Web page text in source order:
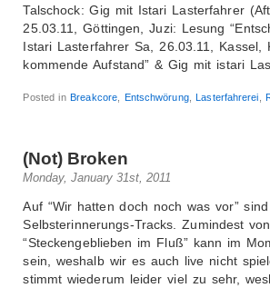
Talschock: Gig mit Istari Lasterfahrer
25.03.11, Göttingen, Juzi: Lesung
Istari Lasterfahrer Sa, 26.03.11, Kassel,
kommende Aufstand” & Gig mit istari
Posted inBreakcore Entschwörung,Lasterfahrerei ,
(Not) Broken
Monday, January 31st, 2011
Auf “Wir hatten doch noch was vor”
Selbsterinnerungs-Tracks. Zumindest
“Steckengeblieben im Fluß” kann im
sein, weshalb wir es auch live nicht
stimmt wiederum leider viel zu sehr,